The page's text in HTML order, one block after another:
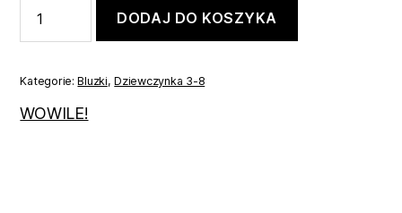
Biała
bluzeczka
z
kwiatkiem
104
DODAJ DO KOSZYKA
Kategorie:Bluzki,Dziewczynka 3-8
WOWILE!